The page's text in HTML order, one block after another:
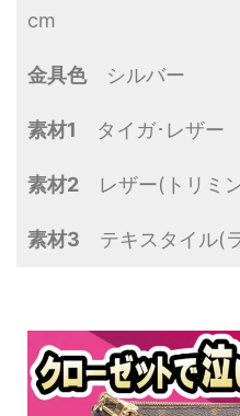
cm
金具色シルバー
素材1 タイガ･レザー
素材2 レザー(トリミ
素材3 テキスタイル(